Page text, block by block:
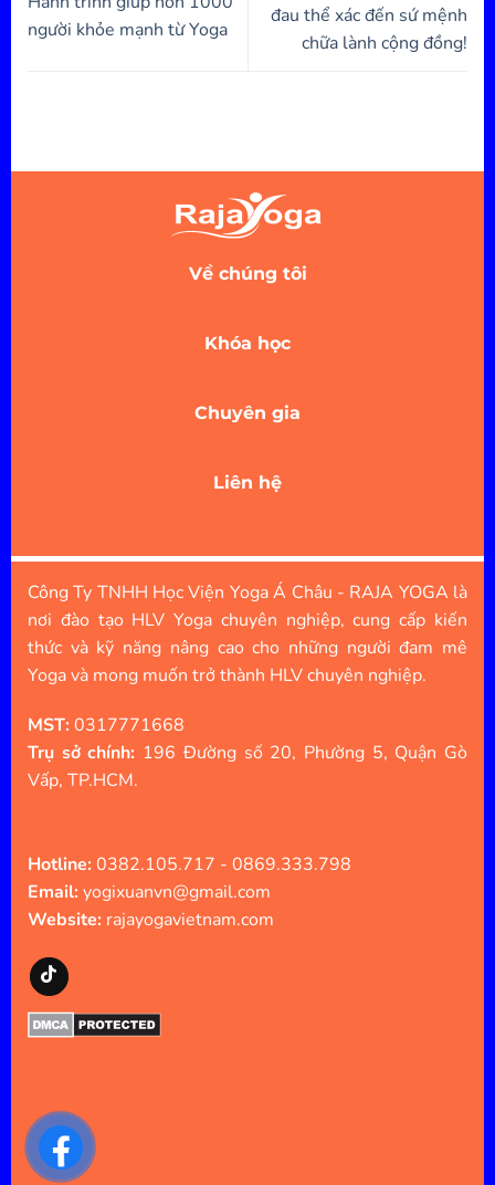
người khỏe mạnh từ Yoga
đau thể xác đến sứ mệnh
chữa lành cộng đồng!
Về chúng tôi
Khóa học
Chuyên gia
Liên hệ
Công Ty TNHH Học Viện Yoga Á Châu - RAJA YOGA là
nơi đào tạo HLV Yoga chuyên nghiệp, cung cấp kiến
thức và kỹ năng nâng cao cho những người đam mê
Yoga và mong muốn trở thành HLV chuyên nghiệp.
MST:0317771668
Trụ sở chính: 196 Đường số 20, Phường 5, Quận Gò
Vấp, TP.HCM.
Hotline:0382.105.717 - 0869.333.798
Email:yogixuanvn@gmail.com
Website: rajayogavietnam.com